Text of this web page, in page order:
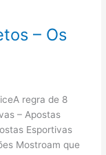
– Os
regra de 8
– Apostas
Esportivas
Mostroam que